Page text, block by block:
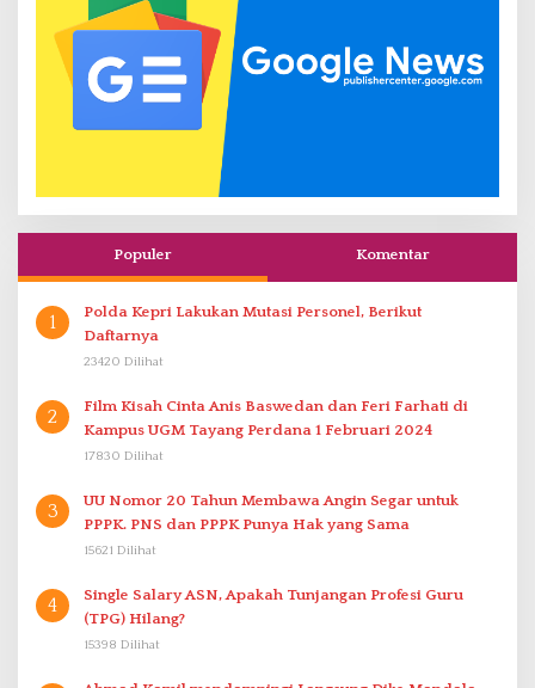
Populer Komentar
1
Polda Kepri Lakukan Mutasi Personel, Berikut
Daftarnya
23420 Dilihat
2
Film Kisah Cinta Anis Baswedan dan Feri Farhati di
Kampus UGM Tayang Perdana 1 Februari 2024
17830 Dilihat
3
UU Nomor 20 Tahun Membawa Angin Segar untuk
PPPK. PNS dan PPPK Punya Hak yang Sama
15621 Dilihat
4
Single Salary ASN, Apakah Tunjangan Profesi Guru
(TPG) Hilang?
15398 Dilihat